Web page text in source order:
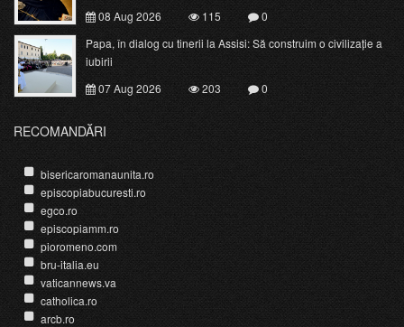
08 Aug 2026 115
0
Papa, în dialog cu tinerii la Assisi: Să construim o civilizație a
iubirii
07 Aug 2026
203 0
RECOMANDĂRI
bisericaromanaunita.ro
episcopiabucuresti.ro
egco.ro
episcopiamm.ro
pioromeno.com
bru-italia.eu
vaticannews.va
catholica.ro
arcb.ro